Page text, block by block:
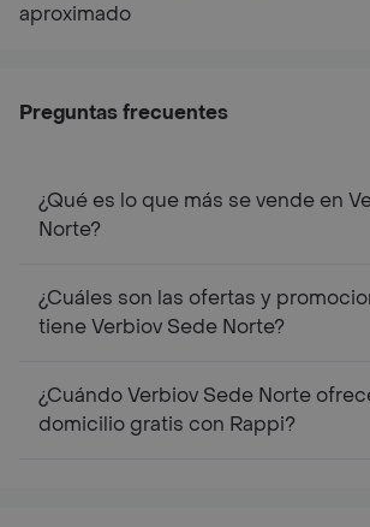
aproximado
Preguntas frecuentes
¿Qué es lo que más se vende en
Norte?
¿Cuáles son las ofertas y
tiene Verbiov Sede Norte?
¿Cuándo Verbiov Sede Norte
domicilio gratis con Rappi?